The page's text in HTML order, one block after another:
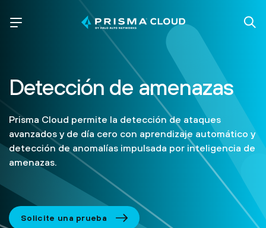
Detección de amenazas
Prisma Cloud permite la detección de ataques
avanzados y de día cero con aprendizaje automático y
detección de anomalías impulsada por inteligencia de
amenazas.
Solicite una prueba